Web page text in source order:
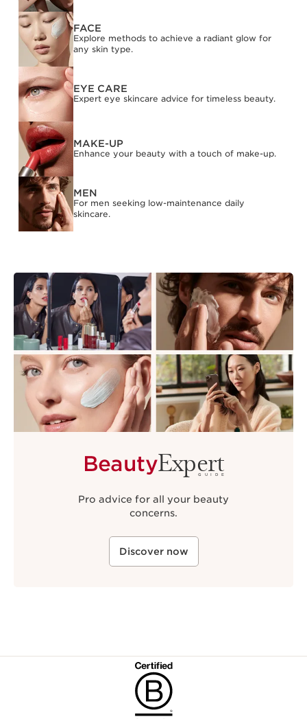
FACE
Explore methods to achieve a radiant glow for
any skin type.
EYE CARE
Expert eye skincare advice for timeless beauty.
MAKE-UP
Enhance your beauty with a touch of make-up.
MEN
For men seeking low-maintenance daily
skincare.
BeautyExpert
GUIDE
Pro advice for all your beauty
concerns.
Discover now